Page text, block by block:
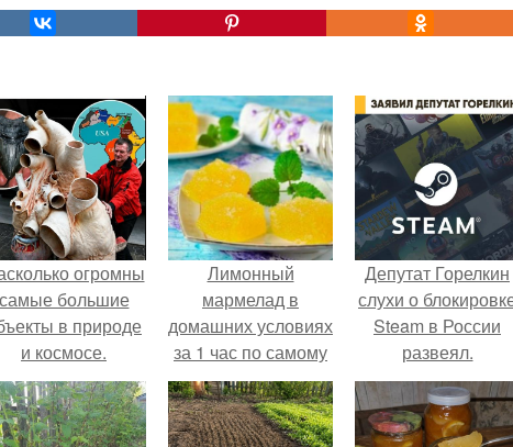
огромны
самые большие
в природе
и космосе.
Лимонный
мармелад в
домашних условиях
за 1 час по самому
известному
рецепту.
Депутат Горелкин
слухи о
Steam в России
развеял.